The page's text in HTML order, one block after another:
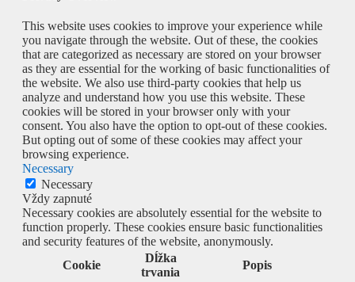
This website uses cookies to improve your experience while
you navigate through the website. Out of these, the cookies
that are categorized as necessary are stored on your browser
as they are essential for the working of basic functionalities of
the website. We also use third-party cookies that help us
analyze and understand how you use this website. These
cookies will be stored in your browser only with your
consent. You also have the option to opt-out of these cookies.
But opting out of some of these cookies may affect your
browsing experience.
Necessary
Necessary
Vždy zapnuté
Necessary cookies are absolutely essential for the website to
function properly. These cookies ensure basic functionalities
and security features of the website, anonymously.
Cookie
Dĺžka
trvania
Popis